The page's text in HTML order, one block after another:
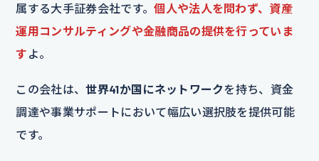
属する大手証券会社です。個人や法人を問わず、資産
運用コンサルティングや金融商品の提供を行っていま
す よ。
この会社は、世界41か国にネットワークを持ち、資金
調達や事業サポートにおいて幅広い選択肢を提供可能
です。